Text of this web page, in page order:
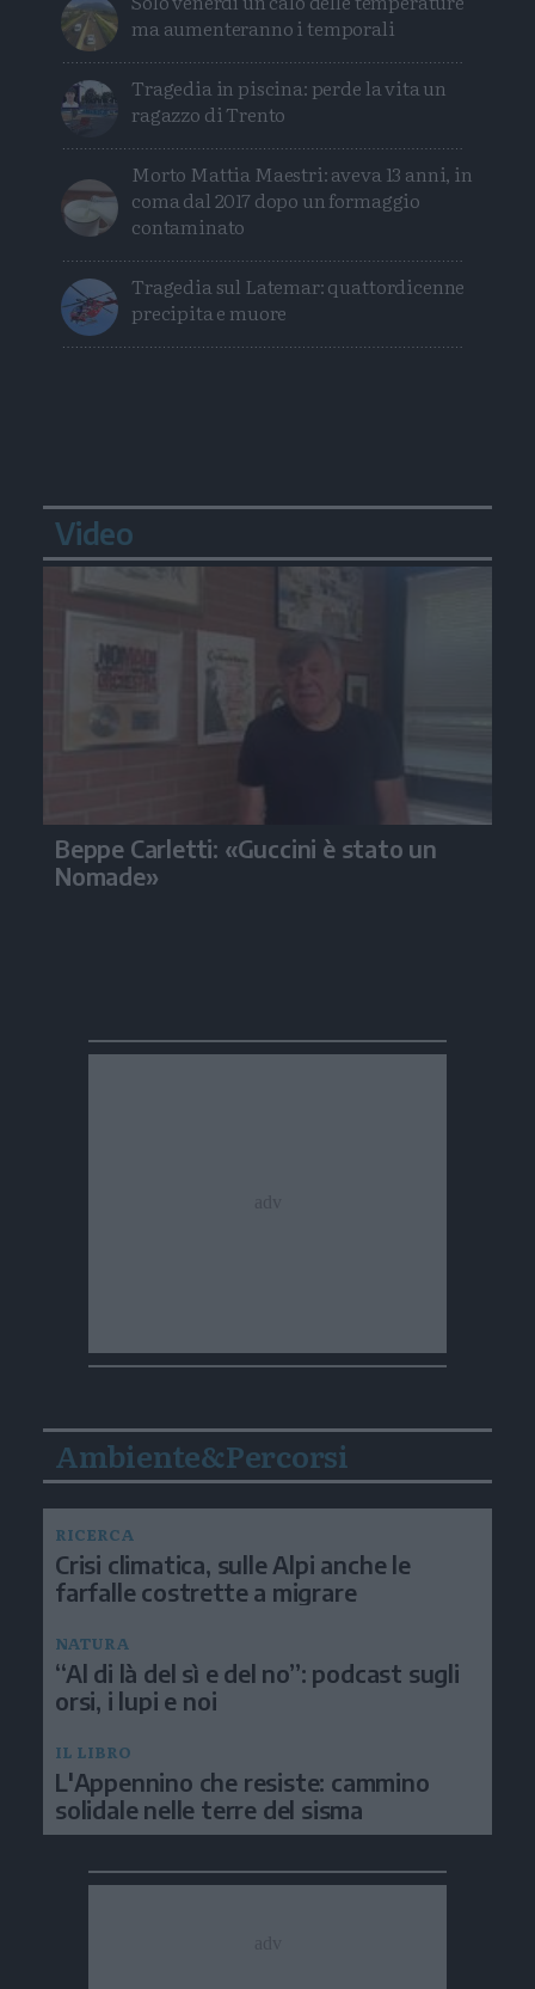
ma aumenteranno i temporali
Tragedia in piscina: perde la vita un
ragazzo di Trento
Morto Mattia Maestri: aveva 13 anni, in
coma dal 2017 dopo un formaggio
contaminato
Tragedia sul Latemar: quattordicenne
precipita e muore
Video
Beppe Carletti: «Guccini è stato un
Nomade»
Ambiente&Percorsi
RICERCA
Crisi climatica, sulle Alpi anche le
farfalle costrette a migrare
NATURA
“Al di là del sì e del no”: podcast sugli
orsi, i lupi e noi
IL LIBRO
L'Appennino che resiste: cammino
solidale nelle terre del sisma